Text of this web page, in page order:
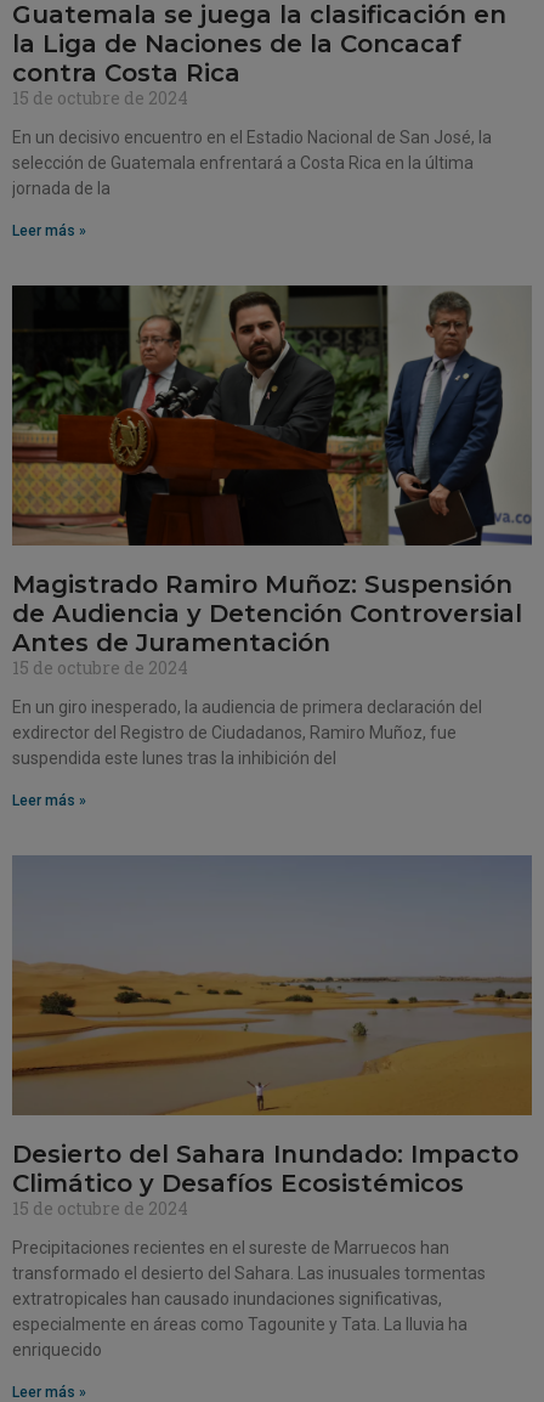
Guatemala se juega la clasificación en
la Liga de Naciones de la Concacaf
contra Costa Rica
15 de octubre de 2024
En un decisivo encuentro en el Estadio Nacional de San José, la
selección de Guatemala enfrentará a Costa Rica en la última
jornada de la
Leer más »
Magistrado Ramiro Muñoz: Suspensión
de Audiencia y Detención Controversial
Antes de Juramentación
15 de octubre de 2024
En un giro inesperado, la audiencia de primera declaración del
exdirector del Registro de Ciudadanos, Ramiro Muñoz, fue
suspendida este lunes tras la inhibición del
Leer más »
Desierto del Sahara Inundado: Impacto
Climático y Desafíos Ecosistémicos
15 de octubre de 2024
Precipitaciones recientes en el sureste de Marruecos han
transformado el desierto del Sahara. Las inusuales tormentas
extratropicales han causado inundaciones significativas,
especialmente en áreas como Tagounite y Tata. La lluvia ha
enriquecido
Leer más »